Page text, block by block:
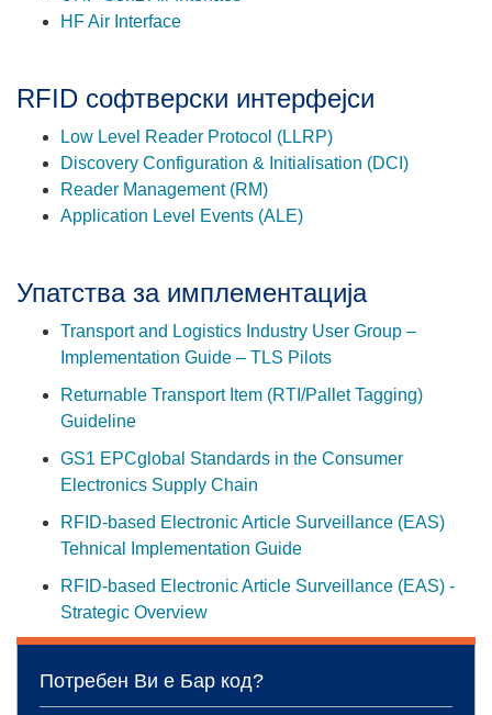
HF Air Interface
RFID софтверски интерфејси
Low Level Reader Protocol (LLRP)
Discovery Configuration & Initialisation (DCI)
Reader Management (RM)
Application Level Events (ALE)
Упатства за имплементација
Transport and Logistics Industry User Group –
Implementation Guide – TLS Pilots
Returnable Transport Item (RTI/Pallet Tagging)
Guideline
GS1 EPCglobal Standards in the Consumer
Electronics Supply Chain
RFID-based Electronic Article Surveillance (EAS)
Tehnical Implementation Guide
RFID-based Electronic Article Surveillance (EAS) -
Strategic Overview
Потребен Ви е Бар код?